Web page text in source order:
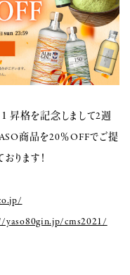
昇格を記念しまして2週
商品を20％OFFでご提
ります！
cms2021/